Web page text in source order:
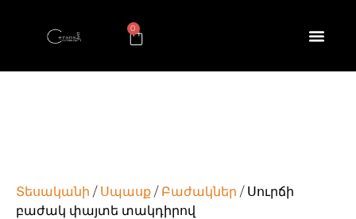
0
Տեսականի / Սպասք / Բաժակներ / Սուրճի
բաժակ փայտե տակդիրով